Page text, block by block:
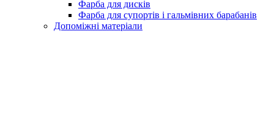
Фарба для дисків
Фарба для супортів і гальмівних барабанів
Допоміжні матеріали